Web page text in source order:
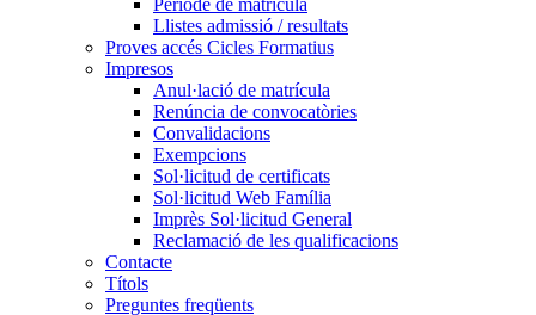
Llistes admissió / resultats
Proves accés Cicles Formatius
Impresos
Anul·lació de matrícula
Renúncia de convocatòries
Convalidacions
Exempcions
Sol·licitud de certificats
Sol·licitud Web Família
Imprès Sol·licitud General
Reclamació de les qualificacions
Contacte
Títols
Preguntes freqüents